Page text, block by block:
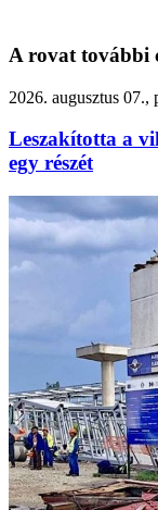
A rovat további
2026. augusztus 07.,
Leszakította a
egy részét